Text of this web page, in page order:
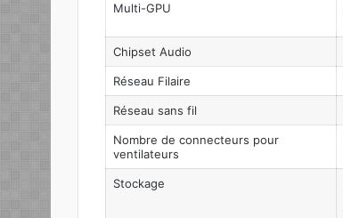
Multi-GPU
Chipset Audio
Réseau Filaire
Réseau sans fil
Nombre de connecteurs pour
ventilateurs
Stockage